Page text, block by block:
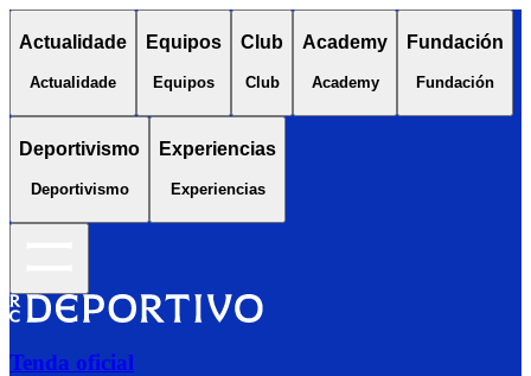
Actualidade
Actualidade
Equipos
Equipos
Club
Club
Academy
Academy
Fundación
Fundación
Deportivismo
Deportivismo
Experiencias
Experiencias
Tenda oficial